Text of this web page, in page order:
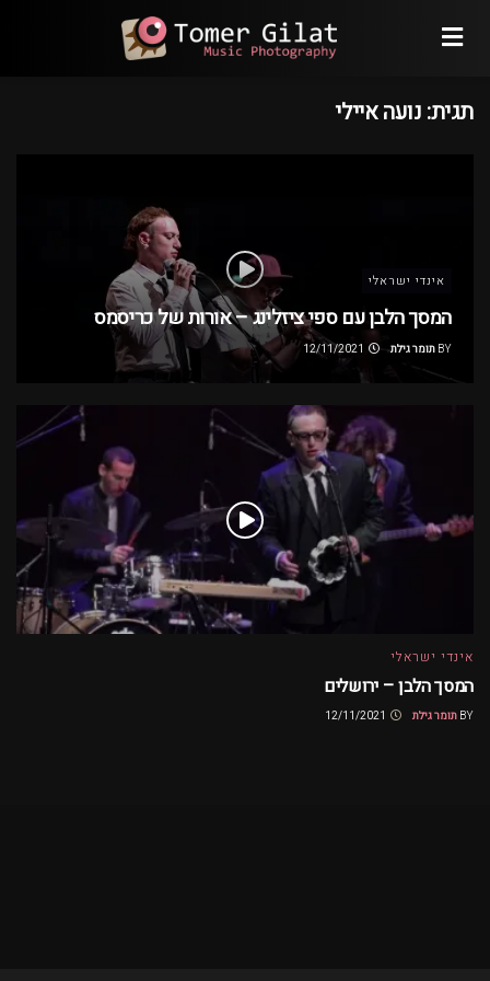
תגית: נועה איילי
אינדי ישראלי
המסך הלבן עם ספי ציזלינג – אורות של כריסמס
BY תומר גילת
אינדי ישראלי
המסך הלבן – ירושלים
BY תומר גילת